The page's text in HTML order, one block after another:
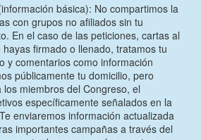
básica): No compartimos la
con grupos no afiliados sin tu
En el caso de las peticiones, cartas al
firmado o llenado, tratamos tu
y comentarios como información
públicamente tu domicilio, pero
miembros del Congreso, el
específicamente señalados en la
enviaremos información actualizada
importantes campañas a través del